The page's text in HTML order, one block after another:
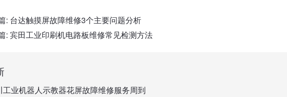
: 台达触摸屏故障维修3个主要问题分析
: 宾田工业印刷机电路板维修常见检测方法
工业机器人示教器花屏故障维修服务周到